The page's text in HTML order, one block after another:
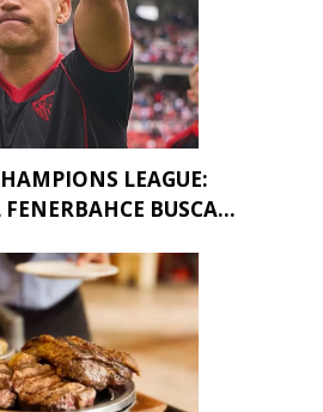
LEAGUE:
BUSCA...